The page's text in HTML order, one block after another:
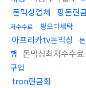
돈믹싱업체
핑돈현
저수수료
핑오다세탁
아프리카tv돈믹싱
행
돈믹싱최저수수료
구입
tron현금화